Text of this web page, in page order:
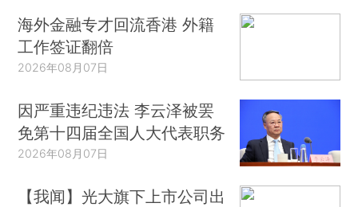
海外金融专才回流香港 外籍
工作签证翻倍
2026年08月07日
因严重违纪违法 李云泽被罢
免第十四届全国人大代表职务
2026年08月07日
【我闻】光大旗下上市公司出